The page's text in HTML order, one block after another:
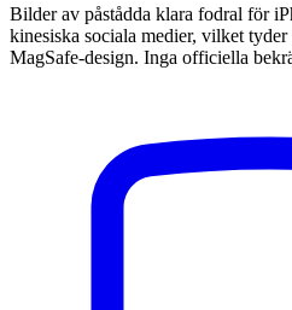
Bilder av påstådda klara fodral för
kinesiska sociala medier, vilket
MagSafe-design. Inga officiella